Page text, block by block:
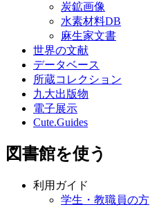
炭鉱画像
水素材料DB
麻生家文書
世界の文献
データベース
所蔵コレクション
九大出版物
電子展示
Cute.Guides
図書館を使う
利用ガイド
学生・教職員の方